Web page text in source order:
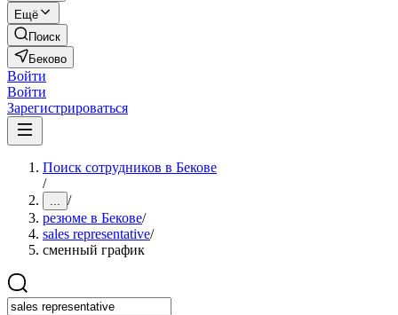
Ещё
Поиск
Беково
Войти
Войти
Зарегистрироваться
Поиск сотрудников в Бекове
/
... /
резюме в Бекове/
sales representative/
сменный график